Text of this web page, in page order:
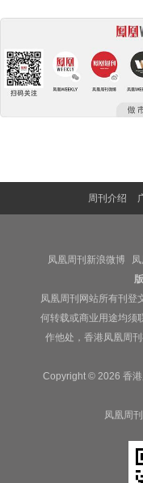
周刊介绍
凤凰周刊新浪微博
凤凰周刊网站所有刊登
何转载或商业用途均须
作他处，香港凤凰周
Copyright © 2026 香
凤凰周